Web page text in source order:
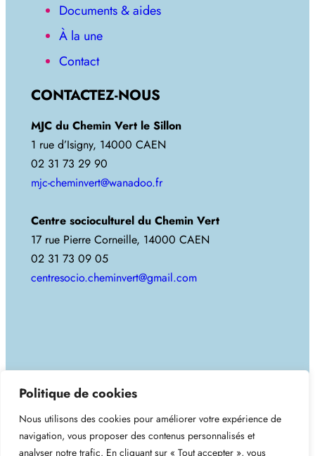
Politique de cookies
Nous utilisons des cookies pour améliorer votre expérience de
navigation, vous proposer des contenus personnalisés et
analyser notre trafic. En cliquant sur « Tout accepter », vous
Documents & aides
À la une
Contact
CONTACTEZ-NOUS
MJC du Chemin Vert le Sillon
1 rue d’Isigny, 14000 CAEN
02 31 73 29 90
mjc-cheminvert@wanadoo.fr
Centre socioculturel du Chemin Vert
17 rue Pierre Corneille, 14000 CAEN
02 31 73 09 05
centresocio.cheminvert@gmail.com
MJC du Chemin-Vert